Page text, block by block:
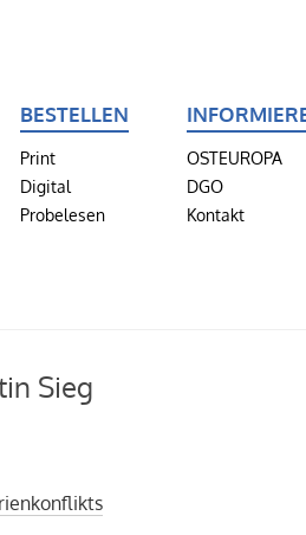
BESTELLEN
Print
Digital
Probelesen
OSTEUROPA
DGO
Kontakt
Sieg